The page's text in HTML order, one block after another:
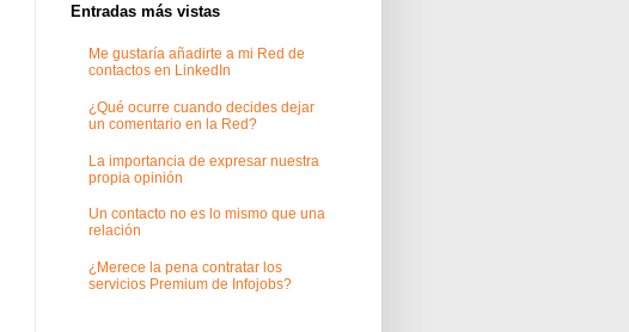
Entradas más vistas
Me gustaría añadirte a mi Red de
contactos en LinkedIn
¿Qué ocurre cuando decides dejar
un comentario en la Red?
La importancia de expresar nuestra
propia opinión
Un contacto no es lo mismo que una
relación
¿Merece la pena contratar los
servicios Premium de Infojobs?